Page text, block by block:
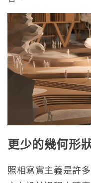
更少的幾何形
照相寫實主義是許